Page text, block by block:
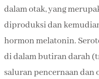
dalam otak, yang
diproduksi dan
hormon melatonin.
di dalam butiran darah
saluran pencernaan dan